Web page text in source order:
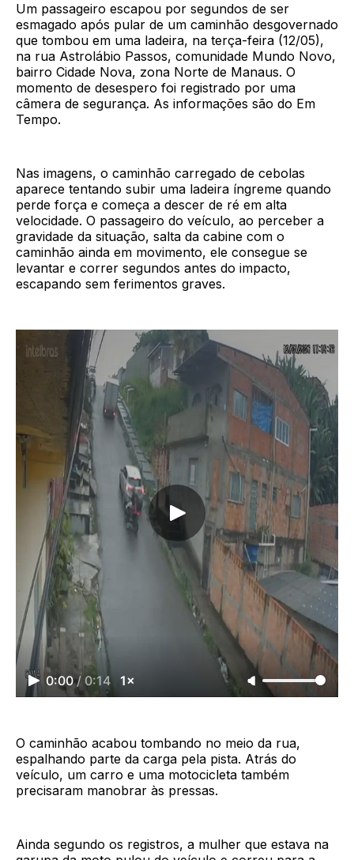
Um passageiro escapou por segundos de ser
esmagado após pular de um caminhão desgovernado
que tombou em uma ladeira, na terça-feira (12/05),
na rua Astrolábio Passos, comunidade Mundo Novo,
bairro Cidade Nova, zona Norte de Manaus. O
momento de desespero foi registrado por uma
câmera de segurança. As informações são do Em
Tempo.
Nas imagens, o caminhão carregado de cebolas
aparece tentando subir uma ladeira íngreme quando
perde força e começa a descer de ré em alta
velocidade. O passageiro do veículo, ao perceber a
gravidade da situação, salta da cabine com o
caminhão ainda em movimento, ele consegue se
levantar e correr segundos antes do impacto,
escapando sem ferimentos graves.
0:00 / 0:14 1×
O caminhão acabou tombando no meio da rua,
espalhando parte da carga pela pista. Atrás do
veículo, um carro e uma motocicleta também
precisaram manobrar às pressas.
Ainda segundo os registros, a mulher que estava na